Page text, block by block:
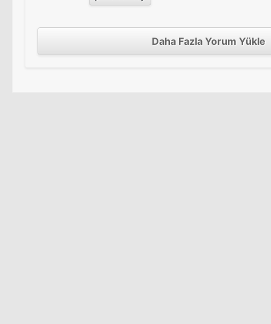
Daha Fazla Yorum Yükle